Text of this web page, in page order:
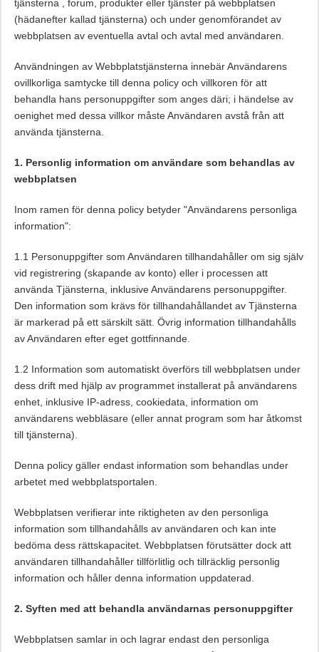
tjänsterna , forum, produkter eller tjänster på webbplatsen
(hädanefter kallad tjänsterna) och under genomförandet av
webbplatsen av eventuella avtal och avtal med användaren.
Användningen av Webbplatstjänsterna innebär Användarens
ovillkorliga samtycke till denna policy och villkoren för att
behandla hans personuppgifter som anges däri; i händelse av
oenighet med dessa villkor måste Användaren avstå från att
använda tjänsterna.
1. Personlig information om användare som behandlas av
webbplatsen
Inom ramen för denna policy betyder "Användarens personliga
information":
1.1 Personuppgifter som Användaren tillhandahåller om sig själv
vid registrering (skapande av konto) eller i processen att
använda Tjänsterna, inklusive Användarens personuppgifter.
Den information som krävs för tillhandahållandet av Tjänsterna
är markerad på ett särskilt sätt. Övrig information tillhandahålls
av Användaren efter eget gottfinnande.
1.2 Information som automatiskt överförs till webbplatsen under
dess drift med hjälp av programmet installerat på användarens
enhet, inklusive IP-adress, cookiedata, information om
användarens webbläsare (eller annat program som har åtkomst
till tjänsterna).
Denna policy gäller endast information som behandlas under
arbetet med webbplatsportalen.
Webbplatsen verifierar inte riktigheten av den personliga
information som tillhandahålls av användaren och kan inte
bedöma dess rättskapacitet. Webbplatsen förutsätter dock att
användaren tillhandahåller tillförlitlig och tillräcklig personlig
information och håller denna information uppdaterad.
2. Syften med att behandla användarnas personuppgifter
Webbplatsen samlar in och lagrar endast den personliga